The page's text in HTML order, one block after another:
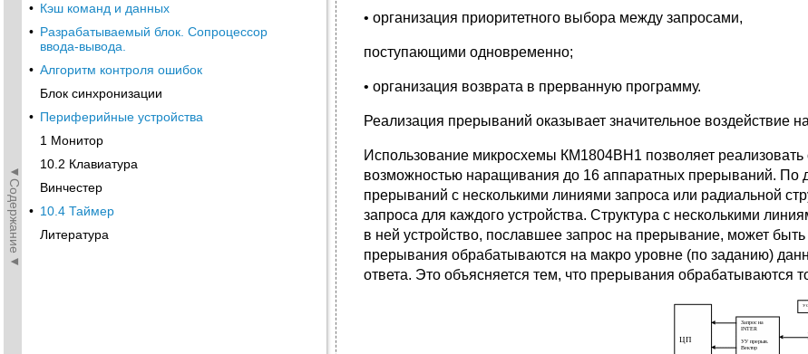
◄Содержание◄
• Кэш команд и данных
• Разрабатываемый блок. Сопроцессор
ввода-вывода.
• Алгоритм контроля ошибок
Блок синхронизации
• Периферийные устройства
1 Монитор
10.2 Клавиатура
Винчестер
• 10.4 Таймер
Литература
• организация приоритетного выбора между запросами,
поступающими одновременно;
• организация возврата в прерванную программу.
Реализация прерываний оказывает значительное воздействие
Использование микросхемы КМ1804ВН1 позволяет реализовать
возможностью наращивания до 16 аппаратных прерываний. По
прерываний с несколькими линиями запроса или радиальной
запроса для каждого устройства. Структура с несколькими
в ней устройство, пославшее запрос на прерывание, может
прерывания обрабатываются на макро уровне (по заданию)
ответа. Это объясняется тем, что прерывания обрабатываются